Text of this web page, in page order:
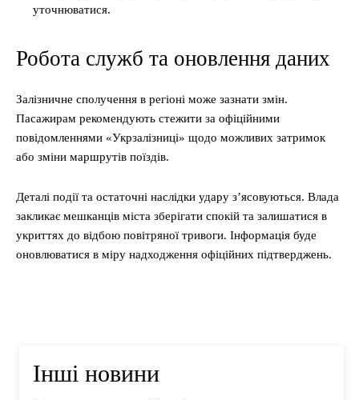
уточнюватися.
Робота служб та оновлення даних
Залізничне сполучення в регіоні може зазнати змін.
Пасажирам рекомендують стежити за офіційними
повідомленнями «Укрзалізниці» щодо можливих затримок
або зміни маршрутів поїздів.
Деталі події та остаточні наслідки удару з’ясовуються. Влада
закликає мешканців міста зберігати спокій та залишатися в
укриттях до відбою повітряної тривоги. Інформація буде
оновлюватися в міру надходження офіційних підтверджень.
Інші новини